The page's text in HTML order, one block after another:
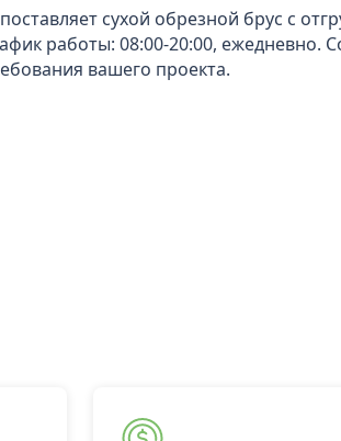
сухой обрезной брус с
работы: 08:00-20:00, ежедневно.
вашего проекта.